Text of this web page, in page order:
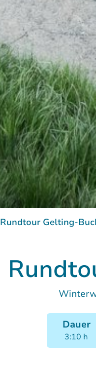
Rundtour Gelting-
Dauer
3:10 h